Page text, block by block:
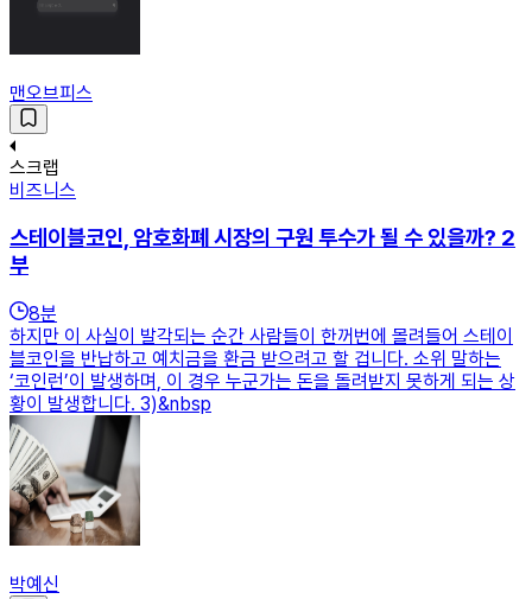
맨오브피스
스크랩
비즈니스
스테이블코인, 암호화폐 시장의 구원 투수가 될 수 있을까? 2
부
8분
하지만 이 사실이 발각되는 순간 사람들이 한꺼번에 몰려들어 스테이
블코인을 반납하고 예치금을 환금 받으려고 할 겁니다. 소위 말하는
‘코인런’이 발생하며, 이 경우 누군가는 돈을 돌려받지 못하게 되는 상
황이 발생합니다. 3)&nbsp
박예신